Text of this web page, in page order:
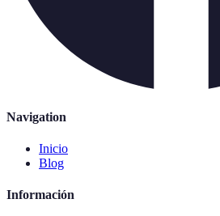
Navigation
Inicio
Blog
Información